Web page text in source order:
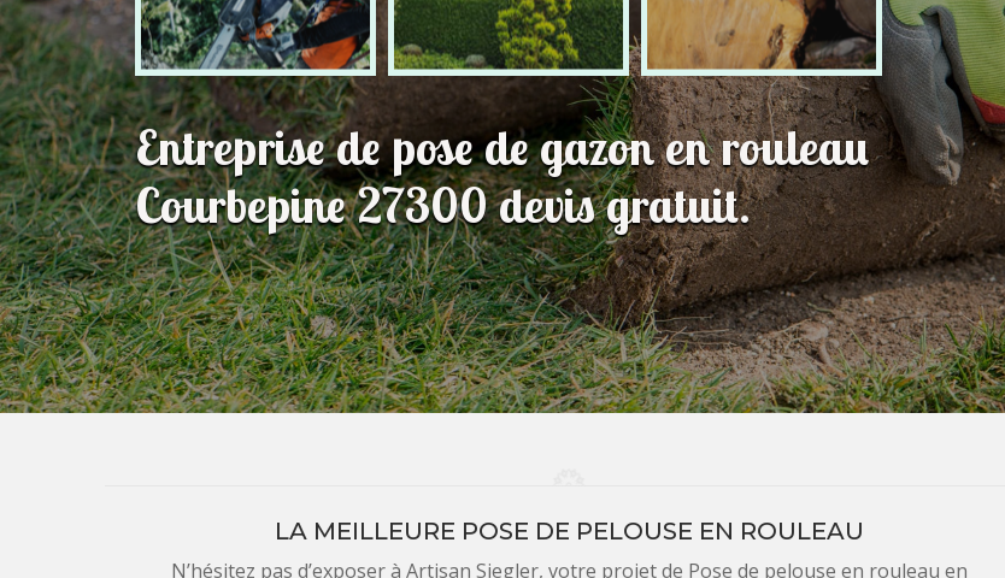
Entreprise de pose de gazon en rouleau
Courbepine 27300 devis gratuit.
LA MEILLEURE POSE DE PELOUSE EN ROULEAU
N’hésitez pas d’exposer à Artisan Siegler, votre projet de Pose de pelouse en rouleau en